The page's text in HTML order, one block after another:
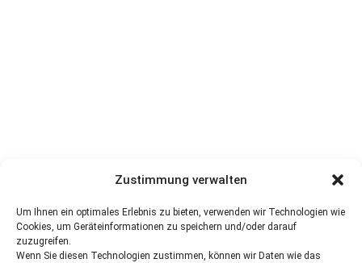
Zustimmung verwalten
Um Ihnen ein optimales Erlebnis zu bieten, verwenden wir Technologien wie
Cookies, um Geräteinformationen zu speichern und/oder darauf
zuzugreifen.
Wenn Sie diesen Technologien zustimmen, können wir Daten wie das